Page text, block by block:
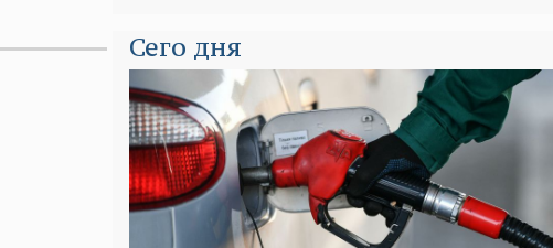
Сего дня